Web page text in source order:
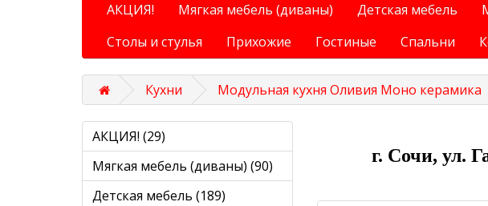
АКЦИЯ! Мягкая мебель (диваны) Детская мебель
Столы и стулья
Прихожие Гостиные Спальни
Кухни Модульная кухня Оливия Моно керамика
АКЦИЯ! (29)
Мягкая мебель (диваны) (90)
Детская мебель (189)
г. Сочи, ул.